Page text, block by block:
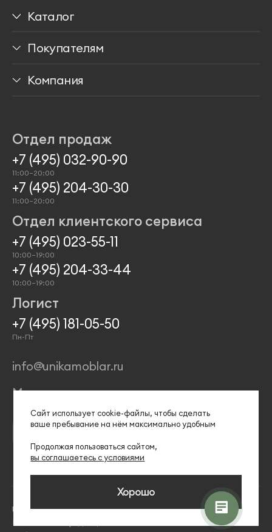
Каталог
Столы
Аксессуары
Покупателям
Доставка
Компания
Проекты
Отдел продаж
+7 (495) 032-90-90
11:00–20:00
+7 (495) 204-30-30
11:00–20:00
Отдел клиентского сервиса
+7 (495) 023-55-11
10:00–19:00
+7 (495) 204-33-44
10:00–19:00
Логист
+7 (495) 181-05-50
Пн-Пт
info@unikamoblar.ru
Магазины
Unika © 2026
Сайт использует сооkіе-файлы, чтобы сделать
ваше пребывание на нём максимально удобным
Продолжая пользоваться сайтом,
вы соглашаетесь с условиями
Хорошо